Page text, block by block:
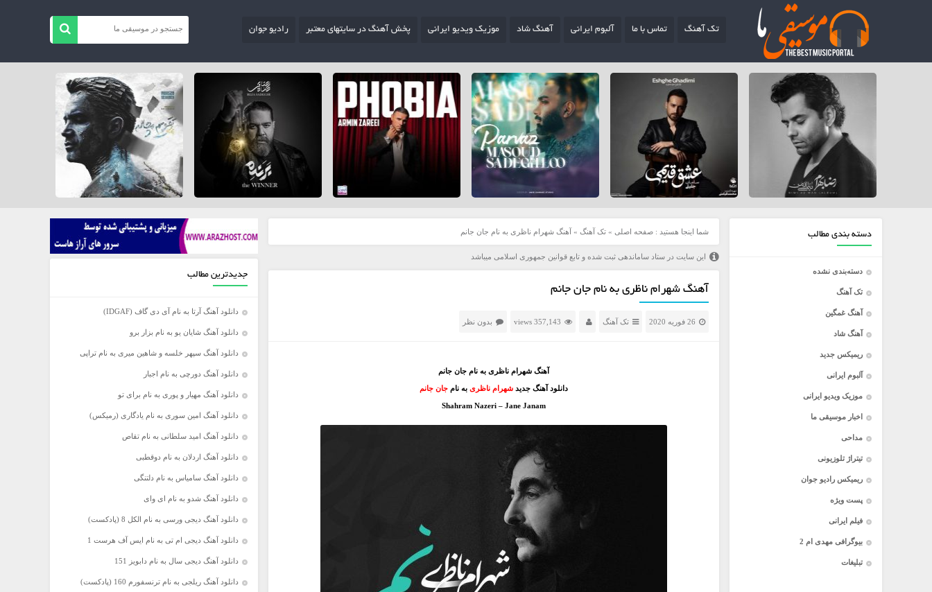
تک آهنگ تماس با ما آلبوم ایرانی آهنگ شاد موزیک ویدیو ایرانی پخش آهنگ در سایتهای معتبر رادیو جوان
دسته بندی مطالب
دسته‌بندی نشده
تک آهنگ
آهنگ غمگین
آهنگ شاد
ریمیکس جدید
آلبوم ایرانی
موزیک ویدیو ایرانی
اخبار موسیقی ما
مداحی
تیتراژ تلوزیونی
ریمیکس رادیو جوان
پست ویژه
فیلم ایرانی
بیوگرافی مهدی ام 2
تبلیغات
شما اینجا هستید : صفحه اصلی » تک آهنگ » آهنگ شهرام ناظری به نام جان جانم
این سایت در ستاد ساماندهی ثبت شده و تابع قوانین جمهوری اسلامی میباشد
آهنگ شهرام ناظری به نام جان جانم
26 فوریه 2020 تک آهنگ 357,143 views بدون نظر
آهنگ شهرام ناظری به نام جان جانم
دانلود آهنگ جدید شهرام ناظری به نام جان جانم
Shahram Nazeri – Jane Janam
جدیدترین مطالب
دانلود آهنگ آرتا به نام آی دی گاف (IDGAF)
دانلود آهنگ شایان یو به نام بزار برو
دانلود آهنگ سپهر خلسه و شاهین میری به نام تراپی
دانلود آهنگ دورچی به نام اجبار
دانلود آهنگ مهیار و پوری به نام برای تو
دانلود آهنگ امین سوری به نام یادگاری (رمیکس)
دانلود آهنگ امید سلطانی به نام تقاص
دانلود آهنگ اردلان به نام دوقطبی
دانلود آهنگ سامیاس به نام دلتنگی
دانلود آهنگ شدو به نام ای وای
دانلود آهنگ دیجی ورسی به نام الکل 8 (پادکست)
دانلود آهنگ دیجی ام تی به نام ایس آف هرست 1
دانلود آهنگ دیجی سال به نام دابویز 151
دانلود آهنگ ریلجی به نام ترنسفورم 160 (پادکست)